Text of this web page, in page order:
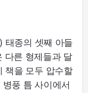
태종의 셋째 아들
다른 형제들과 달
책을 모두 압수할
풍 틈 사이에서